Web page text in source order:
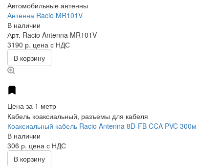
Автомобильные антенны
Антенна Racio MR101V
В наличии
Арт. Racio Antenna MR101V
3190 р. цена с НДС
В корзину
Цена за 1 метр
Кабель коаксиальный, разъемы для кабеля
Коаксиальный кабель Racio Antenna 8D-FB CCA PVC 300м
В наличии
306 р. цена с НДС
В корзину